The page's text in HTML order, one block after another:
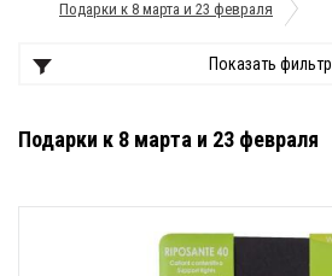
Подарки к 8 марта и 23 февраля
Показать фильтр
Подарки к 8 марта и 23 февраля